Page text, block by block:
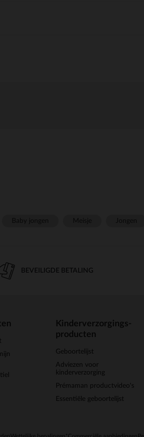
BEVEILIGDE BETALING
Kinderverzorgings-
producten
Geboortelijst
Adviezen voor
kinderverzorging
Prémaman productvideo's
Essentiële geboortelijst